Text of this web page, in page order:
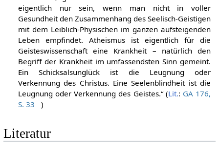
eigentlich nur sein, wenn man nicht in voller
Gesundheit den Zusammenhang des Seelisch-Geistigen
mit dem Leiblich-Physischen im ganzen aufsteigenden
Leben empfindet. Atheismus ist eigentlich für die
Geisteswissenschaft eine Krankheit – natürlich den
Begriff der Krankheit im umfassendsten Sinn gemeint.
Ein Schicksalsunglück ist die Leugnung oder
Verkennung des Christus. Eine Seelenblindheit ist die
Leugnung oder Verkennung des Geistes.“ (Lit.: GA 176,
S. 33
)
Literatur